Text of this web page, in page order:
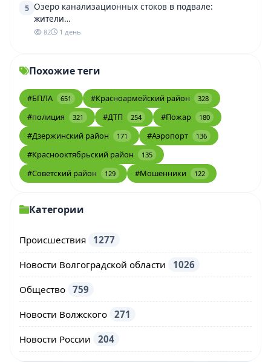
5 Озеро канализационных стоков в подвале:
жители…
82 1 день
Похожие теги
#БПЛА 651 #Красноармейский район 328
#полиция 321 #ДТП 254 #Пожар 180
#Дзержинский район 171 #Аэропорт 136
#Краснооктябрьский район 135
#Советский район 129 #Мошенники 122
Категории
Происшествия 1277
Новости Волгоградской области 1026
Общество 759
Новости Волжского 271
Новости России 204